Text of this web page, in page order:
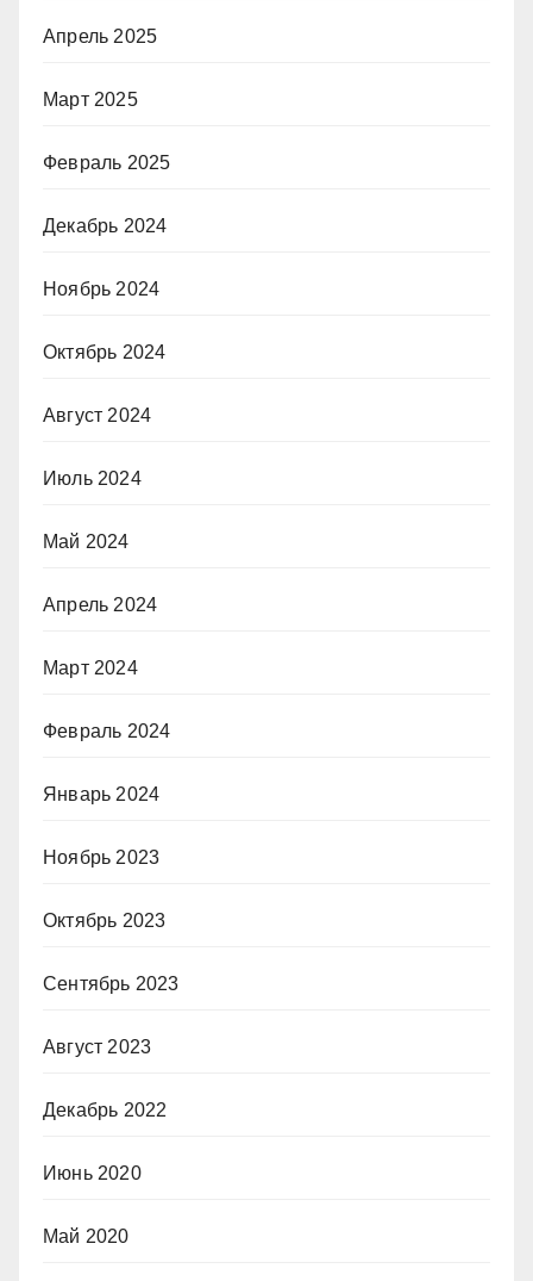
Апрель 2025
Март 2025
Февраль 2025
Декабрь 2024
Ноябрь 2024
Октябрь 2024
Август 2024
Июль 2024
Май 2024
Апрель 2024
Март 2024
Февраль 2024
Январь 2024
Ноябрь 2023
Октябрь 2023
Сентябрь 2023
Август 2023
Декабрь 2022
Июнь 2020
Май 2020